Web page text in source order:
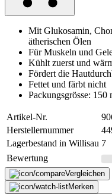
Mit Glukosamin,
ätherischen Ölen
Für Muskeln und
Kühlt zuerst und
Fördert die
Fettet und färbt nicht
Packungsgrösse: 150
Artikel-Nr.
Herstellernummer
Lagerbestand in Willisau 7
Bewertung
Vergleichen
Merken